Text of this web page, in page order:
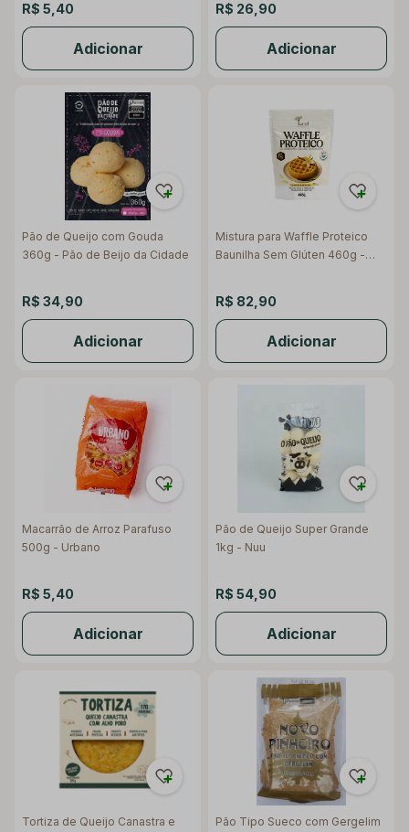
R$ 5,40
Adicionar
R$ 26,90
Adicionar
Pão de Queijo com Gouda
360g - Pão de Beijo da Cidade
R$ 34,90
Adicionar
Mistura para Waffle Proteico
Baunilha Sem Glúten 460g -
R$ 82,90
Adicionar
Macarrão de Arroz Parafuso
500g - Urbano
R$ 5,40
Adicionar
Pão de Queijo Super Grande
1kg - Nuu
R$ 54,90
Adicionar
Tortiza de Queijo Canastra e
Pão Tipo Sueco com Gergelim